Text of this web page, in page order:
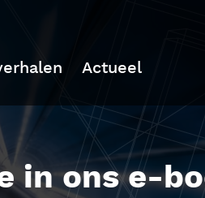
Actueel
in ons e-